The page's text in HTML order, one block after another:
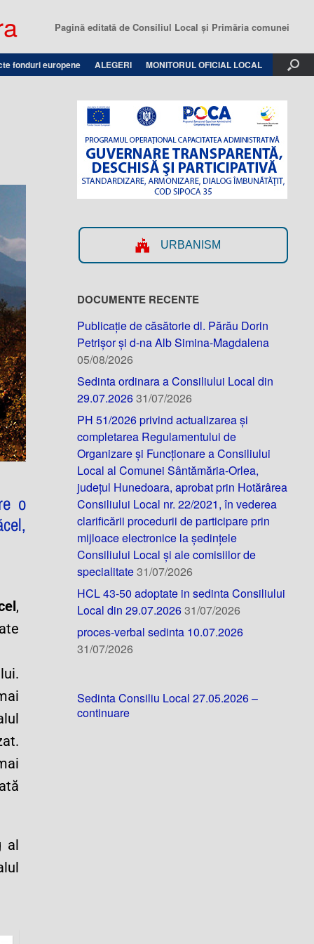
Pagină editată de Consiliul Local şi Primăria comunei
fonduri europene ALEGERI MONITORUL OFICIAL LOCAL
o
,
al
URBANISM
DOCUMENTE RECENTE
Publicație de căsătorie dl. Părău Dorin
Petrișor și d-na Alb Simina-Magdalena
05/08/2026
Sedinta ordinara a Consiliului Local din
29.07.202631/07/2026
PH 51/2026 privind actualizarea și
completarea Regulamentului de
Organizare și Funcționare a Consiliului
Local al Comunei Sântămăria-Orlea,
județul Hunedoara, aprobat prin Hotărârea
Consiliului Local nr. 22/2021, în vederea
clarificării procedurii de participare prin
mijloace electronice la ședințele
Consiliului Local și ale comisiilor de
specialitate31/07/2026
HCL 43-50 adoptate in sedinta Consiliului
Local din 29.07.202631/07/2026
proces-verbal sedinta 10.07.2026
31/07/2026
Sedinta Consiliu Local 27.05.2026 –
continuare